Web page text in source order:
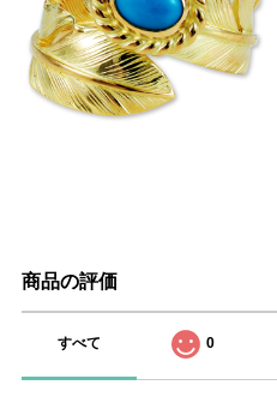
商品の評価
すべて 0